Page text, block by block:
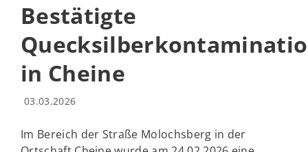
Bestätigte
in Cheine
03.03.2026
Im Bereich der Straße Molochsberg in der